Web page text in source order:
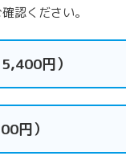
認ください。
円）
円）